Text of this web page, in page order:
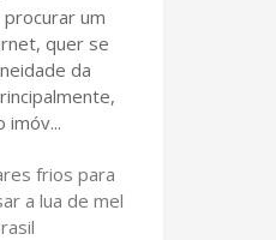
um
quer se
da
imóv...
frios para
a lua de mel